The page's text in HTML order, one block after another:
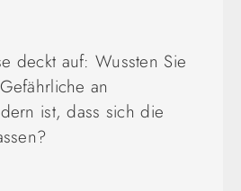
deckt auf: Wussten Sie
an
ist, dass sich die